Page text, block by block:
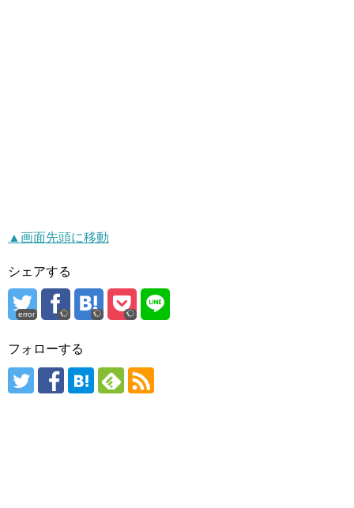
▲画面先頭に移動
シェアする
error
フォローする